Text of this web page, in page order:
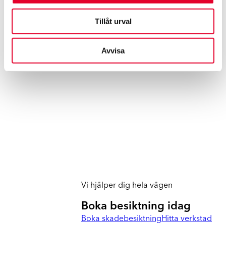
Tillåt urval
Avvisa
Urban Magnusson, Auktorisationer och Kvalitet
Urban har över 30 års erfarenhet från skadebranschen.
Vi hjälper dig hela vägen
Boka besiktning idag
Boka skadebesiktningHitta verkstad